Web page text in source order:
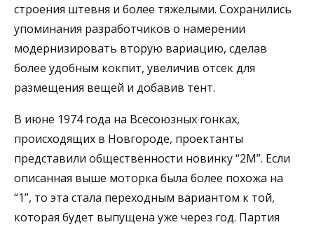
строения штевня и более тяжелыми. Сохранились
упоминания разработчиков о намерении
модернизировать вторую вариацию, сделав
более удобным кокпит, увеличив отсек для
размещения вещей и добавив тент.
В июне 1974 года на Всесоюзных гонках,
происходящих в Новгороде, проектанты
представили общественности новинку “2М”. Если
описанная выше моторка была более похожа на
“1”, то эта стала переходным вариантом к той,
которая будет выпущена уже через год. Партия